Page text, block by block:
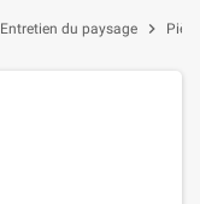
Entretien du paysage chevron_right